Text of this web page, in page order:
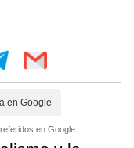
en Google
en Google.